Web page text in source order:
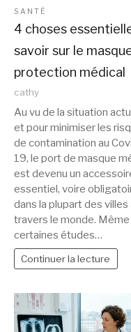
SANTÉ
4 choses
savoir sur le
protection médical
cathy
Au vu de la situation
et pour minimiser les
de contamination au
19, le port de masque
est devenu un
essentiel, voire
dans la plupart des villes
travers le monde. Même
certaines études…
Continuer la lecture